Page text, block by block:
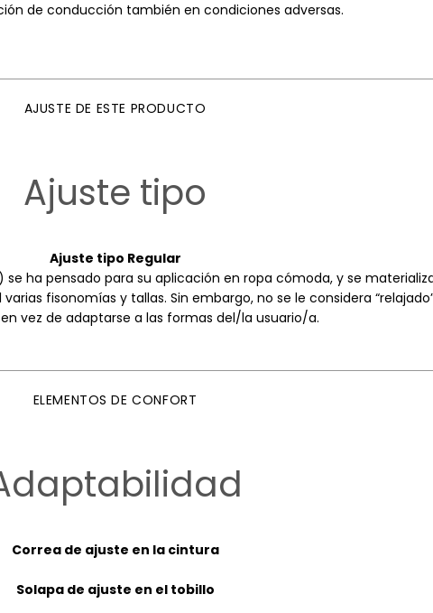
de conducción también en condiciones adversas.
AJUSTE DE ESTE PRODUCTO
Ajuste tipo
Ajuste tipo Regular
se ha pensado para su aplicación en ropa cómoda, y se
fisonomías y tallas. Sin embargo, no se le considera
vez de adaptarse a las formas del/la usuario/a.
ELEMENTOS DE CONFORT
Correa de ajuste en la cintura
Solapa de ajuste en el tobillo